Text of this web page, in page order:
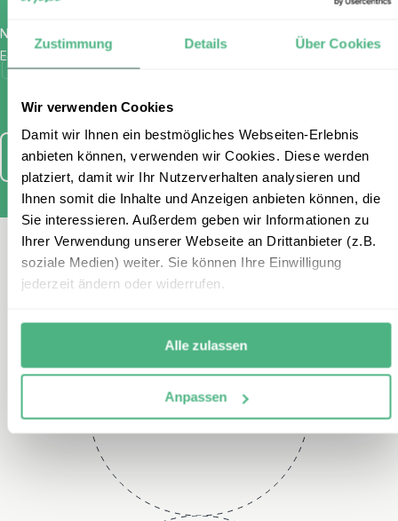
Zustimmung Details Über Cookies
Wir verwenden Cookies
Damit wir Ihnen ein bestmögliches Webseiten-Erlebnis
anbieten können, verwenden wir Cookies. Diese werden
platziert, damit wir Ihr Nutzerverhalten analysieren und
Ihnen somit die Inhalte und Anzeigen anbieten können, die
Sie interessieren. Außerdem geben wir Informationen zu
Ihrer Verwendung unserer Webseite an Drittanbieter (z.B.
soziale Medien) weiter. Sie können Ihre Einwilligung
jederzeit ändern oder widerrufen.
Alle zulassen
Anpassen
Name
E-Mail
Ich habe die Bestimmungen zum
Anmelden
Kontaktieren Sie uns
Telefon
+49 2151 3880 152